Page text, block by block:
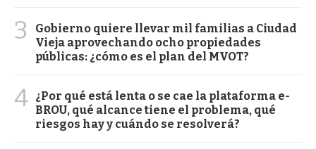
3
Gobierno quiere llevar mil familias a Ciudad
Vieja aprovechando ocho propiedades
públicas: ¿cómo es el plan del MVOT?
4 ¿Por qué está lenta o se cae la plataforma e-
BROU, qué alcance tiene el problema, qué
riesgos hay y cuándo se resolverá?